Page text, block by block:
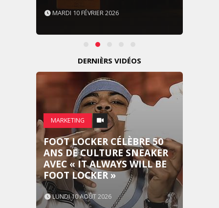
MARDI 10 FÉVRIER 2026
DERNIÈRS VIDÉOS
MARKETING
FOOT LOCKER CÉLÈBRE 50
ANS DE CULTURE SNEAKER
AVEC « IT ALWAYS WILL BE
FOOT LOCKER »
LUNDI 10 AOÛT 2026